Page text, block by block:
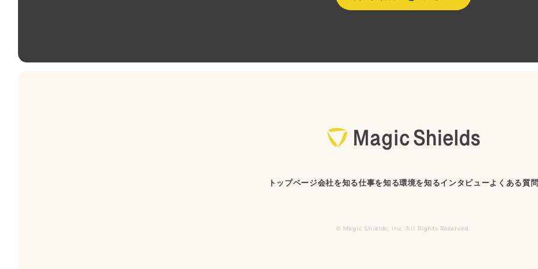
トップページ会社を知る仕事を知る環境を知るインタビューよくある質
© Magic Shields, Inc. All Rights Reserved.